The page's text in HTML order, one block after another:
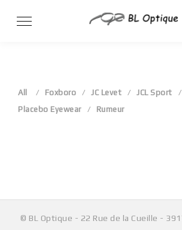
All Foxboro JC Levet
JCL Sport
Placebo Eyewear
Rumeur
© BL Optique - 22 Rue de la Cueille -